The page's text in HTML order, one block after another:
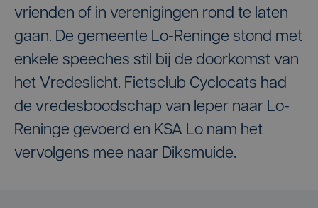
vrienden of in verenigingen rond te laten
gaan. De gemeente Lo-Reninge stond met
enkele speeches stil bij de doorkomst van
het Vredeslicht. Fietsclub Cyclocats had
de vredesboodschap van Ieper naar Lo-
Reninge gevoerd en KSA Lo nam het
vervolgens mee naar Diksmuide.